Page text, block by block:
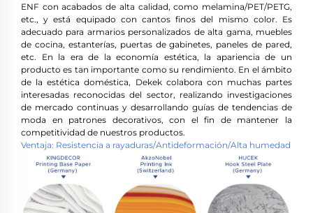
ENF con acabados de alta calidad, como melamina/PET/PETG,
etc., y está equipado con cantos finos del mismo color. Es
adecuado para armarios personalizados de alta gama, muebles
de cocina, estanterías, puertas de gabinetes, paneles de pared,
etc. En la era de la economía estética, la apariencia de un
producto es tan importante como su rendimiento. En el ámbito
de la estética doméstica, Dekek colabora con muchas partes
interesadas reconocidas del sector, realizando investigaciones
de mercado continuas y desarrollando guías de tendencias de
moda en patrones decorativos, con el fin de mantener la
competitividad de nuestros productos.
Ventaja: Resistencia a rayaduras/Antideformación/Alta humedad